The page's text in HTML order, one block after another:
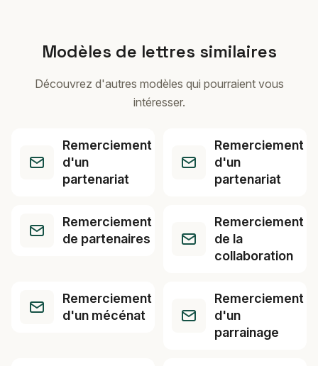
Modèles de lettres similaires
Découvrez d'autres modèles qui pourraient vous
intéresser.
Remerciement
d'un
partenariat
Remerciement
d'un
partenariat
Remerciement
de partenaires
Remerciement
de la
collaboration
Remerciement
d'un mécénat
Remerciement
d'un
parrainage